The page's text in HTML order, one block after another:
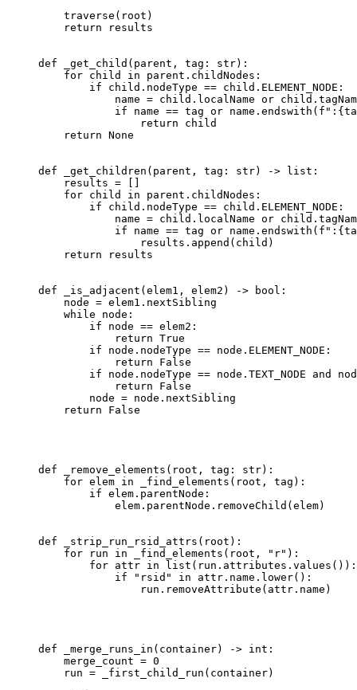
    traverse(root)
    return
results
def _get_child (parent, tag: str):
    for
child in parent.childNodes:
        if
child.nodeType == child. ELEMENT_NODE :
            name
= child.localName or
            if
name == tag or name.endswith( f ": {
                return
child
    return
None
def _get_children (parent, tag: str) -> list :
    results
=
    for
child in parent.childNodes:
        if
child.nodeType == child. ELEMENT_NODE :
            name
= child.localName or
            if
name == tag or name.endswith( f ": {
                results.append(child)
    return
results
def _is_adjacent (elem1, elem2) -> bool :
    node
= elem1.nextSibling
    while
node:
        if
node == elem2:
            return
True
        if
node.nodeType == node. ELEMENT_NODE :
            return
False
        if
node.nodeType == node. TEXT_NODE and
            return
False
        node
= node.nextSibling
    return
False
def _remove_elements (root, tag: str):
    for
elem in _find_elements(root, tag):
        if
elem.parentNode:
            elem.parentNode.removeChild(elem)
def _strip_run_rsid_attrs (root):
    for
run in _find_elements(root, "r" ):
        for
attr in list (run.attributes.values()):
            if
"rsid" in attr.name.lower():
                run.removeAttribute(attr.name)
def _merge_runs_in (container) -> int :
    merge_count
= 0
    run
= _first_child_run(container)